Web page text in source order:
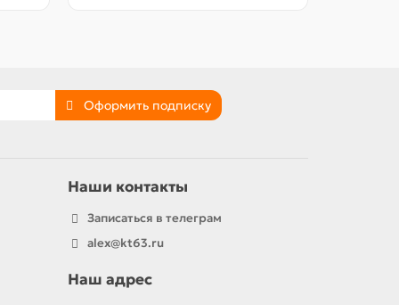
Оформить подписку
Наши контакты
Записаться в телеграм
alex@kt63.ru
Наш адрес